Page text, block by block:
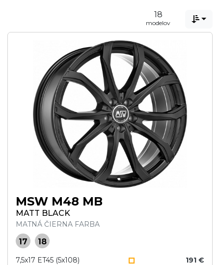
18
modelov 
MSW M48 MB
MATT BLACK
MATNÁ ČIERNA FARBA
17 18
7,5x17 ET45 (5x108)
191 €